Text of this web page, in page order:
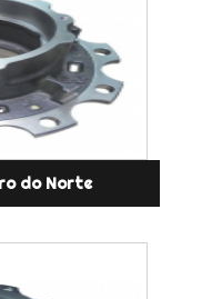
do Norte